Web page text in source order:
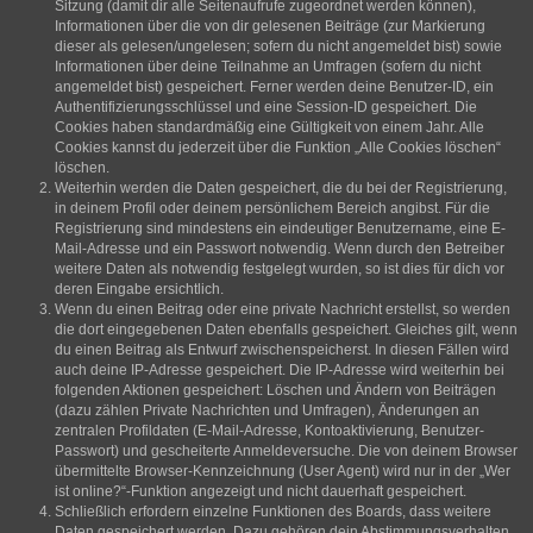
Sitzung (damit dir alle Seitenaufrufe zugeordnet werden können),
Informationen über die von dir gelesenen Beiträge (zur Markierung
dieser als gelesen/ungelesen; sofern du nicht angemeldet bist) sowie
Informationen über deine Teilnahme an Umfragen (sofern du nicht
angemeldet bist) gespeichert. Ferner werden deine Benutzer-ID, ein
Authentifizierungsschlüssel und eine Session-ID gespeichert. Die
Cookies haben standardmäßig eine Gültigkeit von einem Jahr. Alle
Cookies kannst du jederzeit über die Funktion „Alle Cookies löschen“
löschen.
Weiterhin werden die Daten gespeichert, die du bei der Registrierung,
in deinem Profil oder deinem persönlichem Bereich angibst. Für die
Registrierung sind mindestens ein eindeutiger Benutzername, eine E-
Mail-Adresse und ein Passwort notwendig. Wenn durch den Betreiber
weitere Daten als notwendig festgelegt wurden, so ist dies für dich vor
deren Eingabe ersichtlich.
Wenn du einen Beitrag oder eine private Nachricht erstellst, so werden
die dort eingegebenen Daten ebenfalls gespeichert. Gleiches gilt, wenn
du einen Beitrag als Entwurf zwischenspeicherst. In diesen Fällen wird
auch deine IP-Adresse gespeichert. Die IP-Adresse wird weiterhin bei
folgenden Aktionen gespeichert: Löschen und Ändern von Beiträgen
(dazu zählen Private Nachrichten und Umfragen), Änderungen an
zentralen Profildaten (E-Mail-Adresse, Kontoaktivierung, Benutzer-
Passwort) und gescheiterte Anmeldeversuche. Die von deinem Browser
übermittelte Browser-Kennzeichnung (User Agent) wird nur in der „Wer
ist online?“-Funktion angezeigt und nicht dauerhaft gespeichert.
Schließlich erfordern einzelne Funktionen des Boards, dass weitere